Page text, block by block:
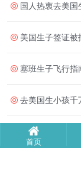
国人热衷去美
美国生子签证被
塞班生子飞行
去美国生小孩千
去美国生子为什
首页